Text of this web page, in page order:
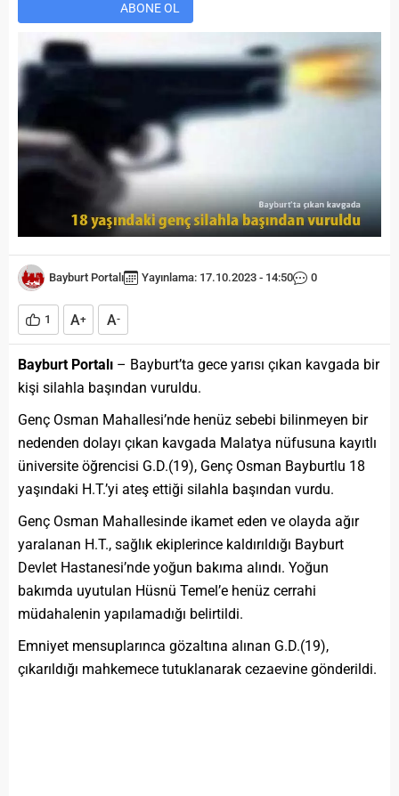
ABONE OL
Bayburt Portalı Yayınlama: 17.10.2023 - 14:50 0
1 A+ A-
Bayburt Portalı – Bayburt’ta gece yarısı çıkan kavgada bir
kişi silahla başından vuruldu.
Genç Osman Mahallesi’nde henüz sebebi bilinmeyen bir
nedenden dolayı çıkan kavgada Malatya nüfusuna kayıtlı
üniversite öğrencisi G.D.(19), Genç Osman Bayburtlu 18
yaşındaki H.T.’yi ateş ettiği silahla başından vurdu.
Genç Osman Mahallesinde ikamet eden ve olayda ağır
yaralanan H.T., sağlık ekiplerince kaldırıldığı Bayburt
Devlet Hastanesi’nde yoğun bakıma alındı. Yoğun
bakımda uyutulan Hüsnü Temel’e henüz cerrahi
müdahalenin yapılamadığı belirtildi.
Emniyet mensuplarınca gözaltına alınan G.D.(19),
çıkarıldığı mahkemece tutuklanarak cezaevine gönderildi.